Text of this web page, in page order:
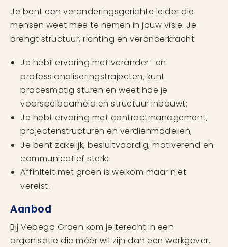
Je bent een veranderingsgerichte leider die
mensen weet mee te nemen in jouw visie. Je
brengt structuur, richting en veranderkracht.
Je hebt ervaring met verander- en
professionaliseringstrajecten, kunt
procesmatig sturen en weet hoe je
voorspelbaarheid en structuur inbouwt;
Je hebt ervaring met contractmanagement,
projectenstructuren en verdienmodellen;
Je bent zakelijk, besluitvaardig, motiverend en
communicatief sterk;
Affiniteit met groen is welkom maar niet
vereist.
Aanbod
Bij Vebego Groen kom je terecht in een
organisatie die méér wil zijn dan een werkgever.